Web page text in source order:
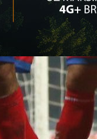
ozbiljno